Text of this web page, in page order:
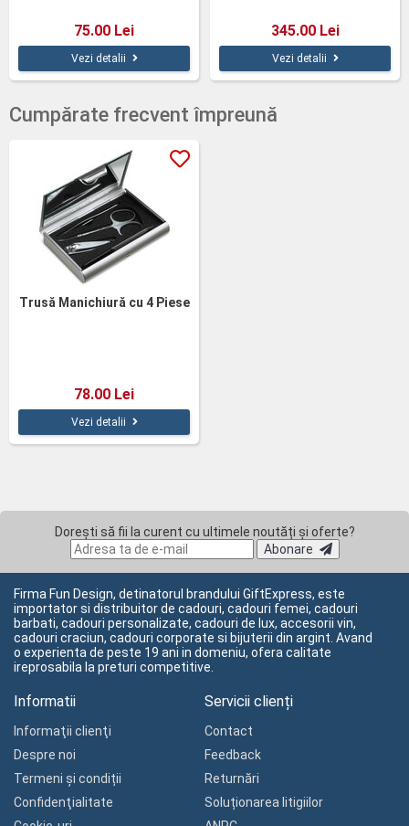
75.00 Lei
Vezi detalii
345.00 Lei
Vezi detalii
Cumpărate frecvent împreună
Trusă Manichiură cu 4 Piese
78.00 Lei
Vezi detalii
Dorești să fii la curent cu ultimele noutăți și oferte?
Abonare
Firma Fun Design, detinatorul brandului GiftExpress, este
importator si distribuitor de cadouri, cadouri femei, cadouri
barbati, cadouri personalizate, cadouri de lux, accesorii vin,
cadouri craciun, cadouri corporate si bijuterii din argint. Avand
o experienta de peste 19 ani in domeniu, ofera calitate
ireprosabila la preturi competitive.
Informatii
Informaţii clienţi
Despre noi
Termeni și condiții
Confidenţialitate
Servicii clienți
Contact
Feedback
Returnări
Soluționarea litigiilor